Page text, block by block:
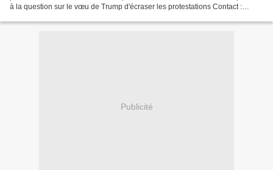
à la question sur le vœu de Trump d'écraser les protestations Contact :
Publicité